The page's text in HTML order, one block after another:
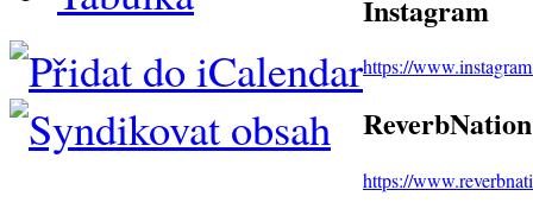
Instagram
https://
ReverbNation
https://